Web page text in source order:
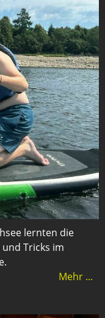
lernten die
Tricks im
Mehr ...